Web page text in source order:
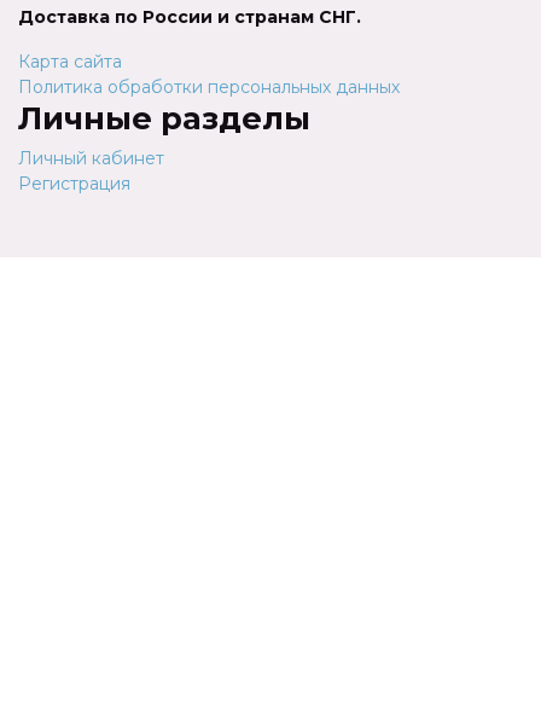
Доставка по России и странам СНГ.
Карта сайта
Политика обработки персональных данных
Личные разделы
Личный кабинет
Регистрация